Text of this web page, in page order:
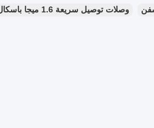
وصلات توصيل سريعة 1.6 ميجا باسكال